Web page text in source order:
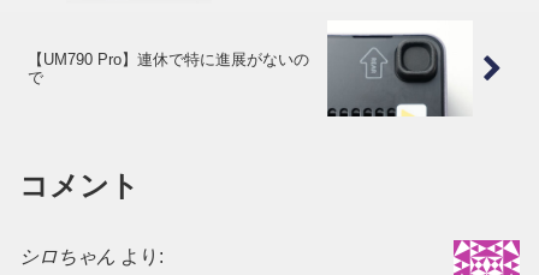
【UM790 Pro】連休で特に進展がないの
で
コメント
シロちゃん より: